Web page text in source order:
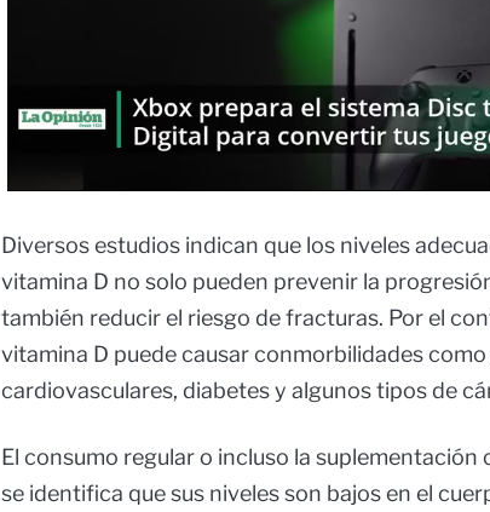
Diversos estudios indican que los niveles
vitamina D no solo pueden prevenir la
también reducir el riesgo de fracturas. Por el
vitamina D puede causar conmorbilidades
cardiovasculares, diabetes y algunos tipos de
El consumo regular o incluso la suplementación
se identifica que sus niveles son bajos en el